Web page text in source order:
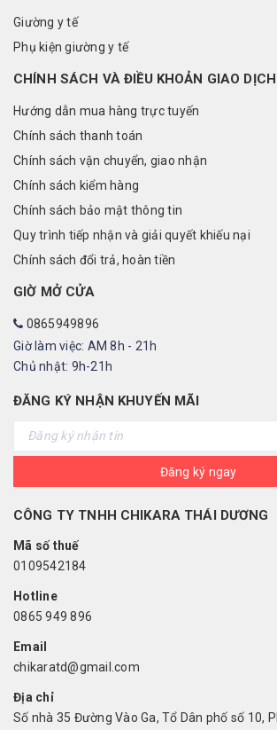
Giường y tế
Phụ kiện giường y tế
CHÍNH SÁCH VÀ ĐIỀU KHOẢN GIAO DỊCH
Hướng dẫn mua hàng trực tuyến
Chính sách thanh toán
Chính sách vận chuyển, giao nhận
Chính sách kiểm hàng
Chính sách bảo mật thông tin
Quy trình tiếp nhận và giải quyết khiếu nại
Chính sách đổi trả, hoàn tiền
GIỜ MỞ CỬA
0865949896
Giờ làm việc: AM 8h - 21h
Chủ nhật: 9h-21h
ĐĂNG KÝ NHẬN KHUYẾN MÃI
Đăng ký ngay
CÔNG TY TNHH CHIKARA THÁI DƯƠNG
Mã số thuế
0109542184
Hotline
0865 949 896
Email
chikaratd@gmail.com
Địa chỉ
Số nhà 35 Đường Vào Ga, Tổ Dân phố số 10,